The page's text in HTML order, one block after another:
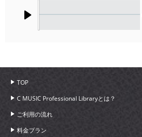
TOP
C MUSIC Professional Libraryとは？
ご利用の流れ
料金プラン